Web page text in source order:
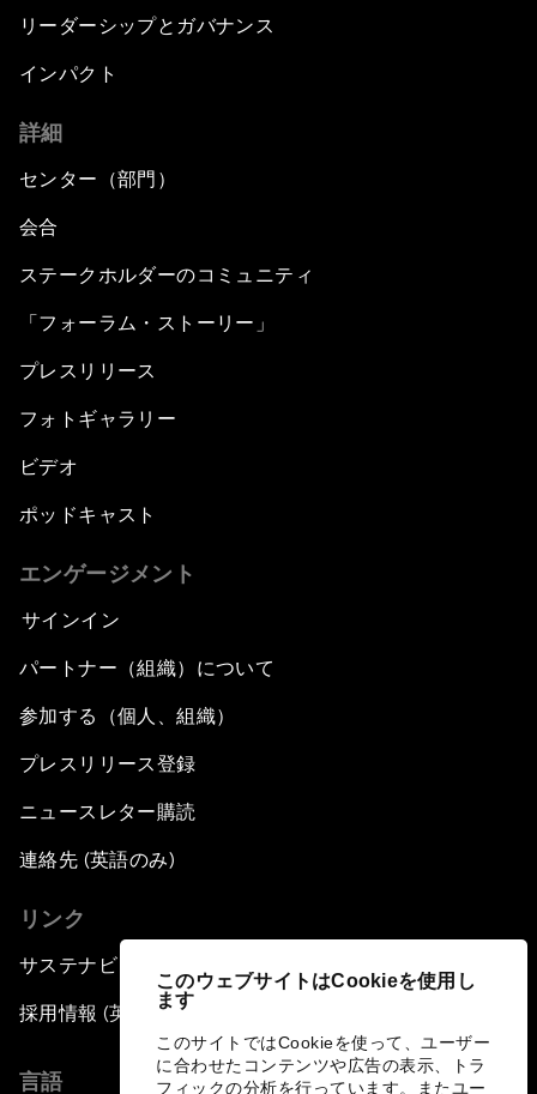
このウェブサイトはCookieを使用し
ます
このサイトではCookieを使って、ユーザー
に合わせたコンテンツや広告の表示、トラ
フィックの分析を行っています。またユー
リーダーシップとガバナンス
インパクト
詳細
センター（部門）
会合
ステークホルダーのコミュニティ
「フォーラム・ストーリー」
プレスリリース
フォトギャラリー
ビデオ
ポッドキャスト
エンゲージメント
サインイン
パートナー（組織）について
参加する（個人、組織）
プレスリリース登録
ニュースレター購読
連絡先 (英語のみ)
リンク
サステナビリティへの取り組み
採用情報 (英語のみ)
言語